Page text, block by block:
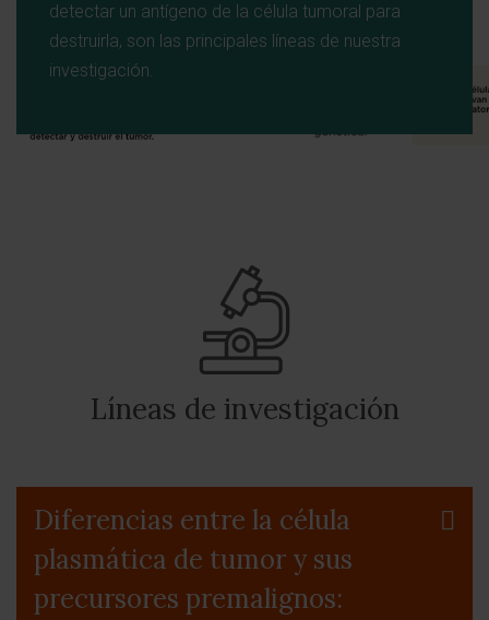
detectar un antígeno de la célula tumoral para
destruirla, son las principales líneas de nuestra
investigación.
Líneas de investigación
Diferencias entre la célula
plasmática de tumor y sus
precursores premalignos: